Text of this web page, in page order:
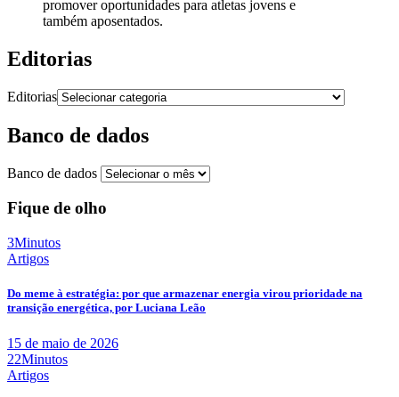
promover oportunidades para atletas jovens e
também aposentados.
Editorias
Editorias
Banco de dados
Banco de dados
Fique de olho
3Minutos
Artigos
Do meme à estratégia: por que armazenar energia virou prioridade na
transição energética, por Luciana Leão
15 de maio de 2026
22Minutos
Artigos